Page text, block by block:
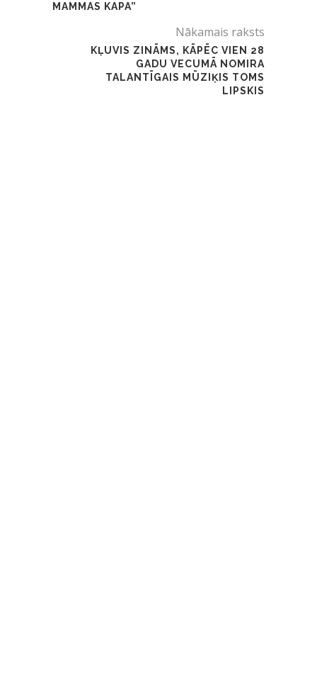
MAMMAS KAPA”
Nākamais raksts
KĻUVIS ZINĀMS, KĀPĒC VIEN 28
GADU VECUMĀ NOMIRA
TALANTĪGAIS MŪZIĶIS TOMS
LIPSKIS